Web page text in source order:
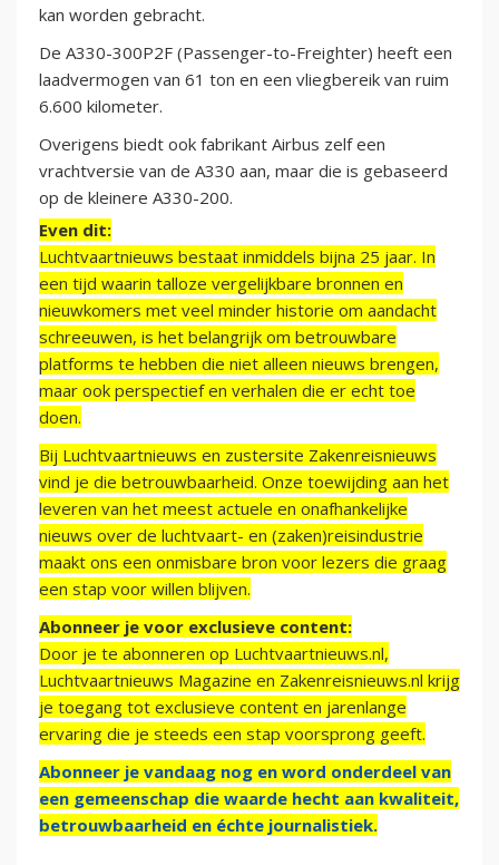
kan worden gebracht.
De A330-300P2F (Passenger-to-Freighter) heeft een
laadvermogen van 61 ton en een vliegbereik van ruim
6.600 kilometer.
Overigens biedt ook fabrikant Airbus zelf een
vrachtversie van de A330 aan, maar die is gebaseerd
op de kleinere A330-200.
Even dit:
Luchtvaartnieuws bestaat inmiddels bijna 25 jaar. In
een tijd waarin talloze vergelijkbare bronnen en
nieuwkomers met veel minder historie om aandacht
schreeuwen, is het belangrijk om betrouwbare
platforms te hebben die niet alleen nieuws brengen,
maar ook perspectief en verhalen die er echt toe
doen.
Bij Luchtvaartnieuws en zustersite Zakenreisnieuws
vind je die betrouwbaarheid. Onze toewijding aan het
leveren van het meest actuele en onafhankelijke
nieuws over de luchtvaart- en (zaken)reisindustrie
maakt ons een onmisbare bron voor lezers die graag
een stap voor willen blijven.
Abonneer je voor exclusieve content:
Door je te abonneren op Luchtvaartnieuws.nl,
Luchtvaartnieuws Magazine en Zakenreisnieuws.nl krijg
je toegang tot exclusieve content en jarenlange
ervaring die je steeds een stap voorsprong geeft.
Abonneer je vandaag nog en word onderdeel van
een gemeenschap die waarde hecht aan kwaliteit,
betrouwbaarheid en échte journalistiek.